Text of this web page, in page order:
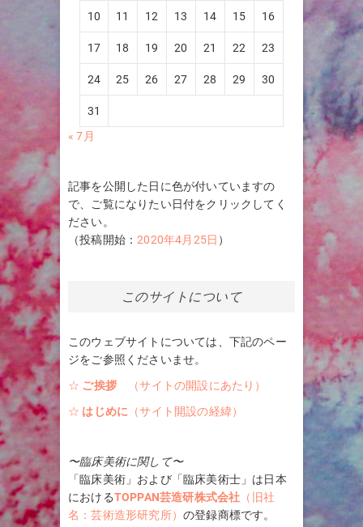
10 11 12 13 14 15 16
17 18 19 20 21 22 23
24 25 26 27 28 29 30
31
« 7月
記事を公開した日に色が付いていますの
で、ご覧になりたい日付をクリックしてく
ださい。
（投稿開始：2020年4月25日 ）
このサイトについて
このウェブサイトについては、下記のペー
ジをご参照くださいませ。
☆ ご挨拶
（サイトの開設にあたり）
☆ はじめに （サイト開設の経緯）
〜臨床美術に関して〜
「臨床美術」および「臨床美術士」は日本
におけるTOPPAN芸造研株式会社 （旧社
名：芸術造形研究所） の登録商標です。